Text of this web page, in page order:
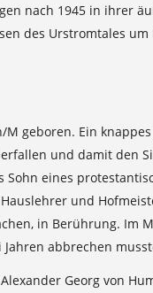
nach 1945 in ihrer
des Urstromtales
geboren. Ein
und damit den
eines
und
in Berührung. Im
abbrechen
Georg von